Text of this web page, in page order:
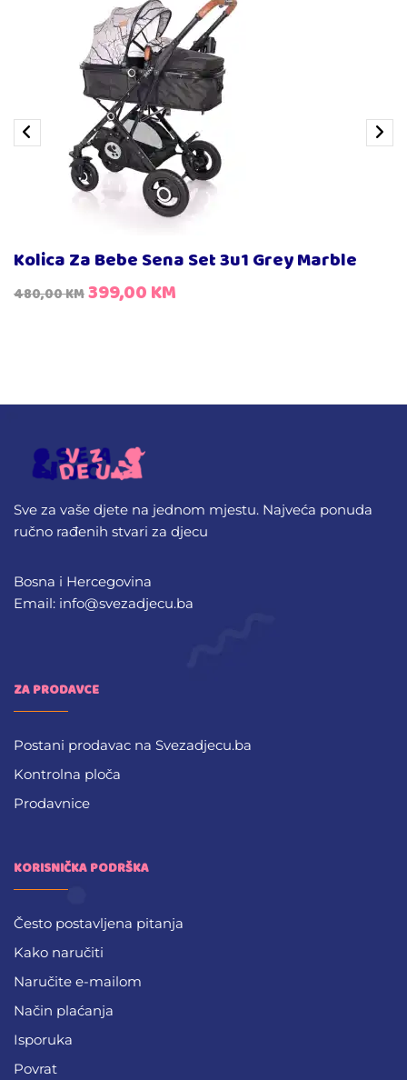
Kolica Za Bebe Sena Set 3u1 Grey Marble
480,00KM399,00KM
Sve za vaše djete na jednom mjestu. Najveća ponuda
ručno rađenih stvari za djecu
Bosna i Hercegovina
Email: info@svezadjecu.ba
ZA PRODAVCE
Postani prodavac na Svezadjecu.ba
Kontrolna ploča
Prodavnice
KORISNIČKA PODRŠKA
Često postavljena pitanja
Kako naručiti
Naručite e-mailom
Način plaćanja
Isporuka
Povrat